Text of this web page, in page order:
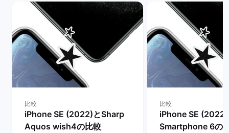
比較
iPhone SE (2022)とSharp
Aquos wish4の比較
比較
iPhone SE
Smartphone 6の